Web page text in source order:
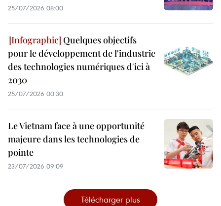
25/07/2026 08:00
Quelques objectifs
pour le développement de l'industrie
des technologies numériques d'ici à
2030
25/07/2026 00:30
Le Vietnam face à une opportunité
majeure dans les technologies de
pointe
23/07/2026 09:09
Télécharger plus